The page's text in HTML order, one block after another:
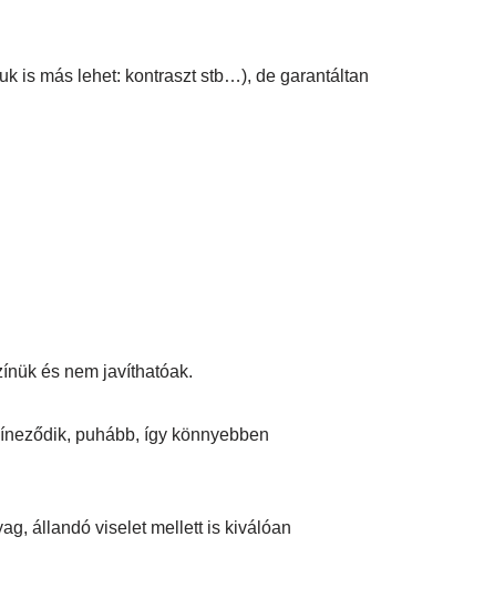
is más lehet: kontraszt stb…), de garantáltan
és nem javíthatóak.
puhább, így könnyebben
állandó viselet mellett is kiválóan